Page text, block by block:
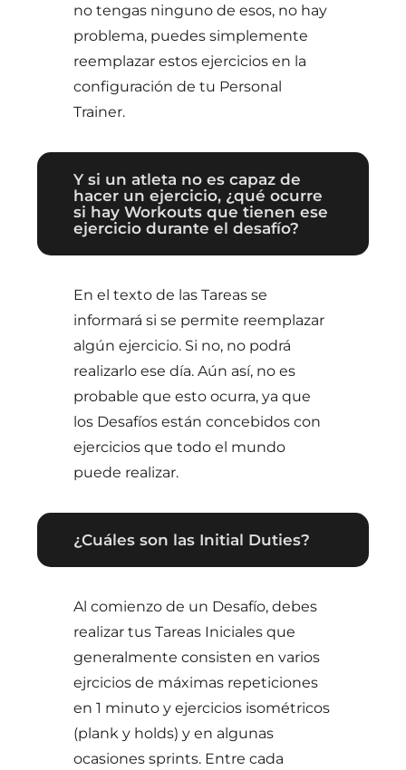
no tengas ninguno de esos, no hay
problema, puedes simplemente
reemplazar estos ejercicios en la
configuración de tu Personal
Trainer.
Y si un atleta no es capaz de
hacer un ejercicio, ¿qué ocurre
si hay Workouts que tienen ese
ejercicio durante el desafío?
En el texto de las Tareas se
informará si se permite reemplazar
algún ejercicio. Si no, no podrá
realizarlo ese día. Aún así, no es
probable que esto ocurra, ya que
los Desafíos están concebidos con
ejercicios que todo el mundo
puede realizar.
¿Cuáles son las Initial Duties?
Al comienzo de un Desafío, debes
realizar tus Tareas Iniciales que
generalmente consisten en varios
ejrcicios de máximas repeticiones
en 1 minuto y ejercicios isométricos
(plank y holds) y en algunas
ocasiones sprints. Entre cada